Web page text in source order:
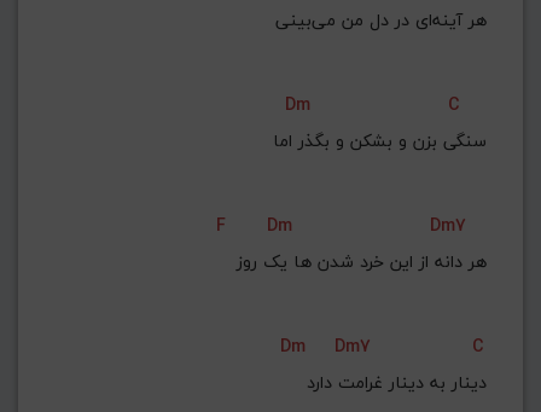
هر آینه‌ای در دل من می‌بینی
Dm
C
سنگی بزن و بشکن و بگذر اما
F Dm
Dm7
هر دانه از این خرد شدن ها یک روز
Dm Dm7
C
دینار به دینار غرامت دارد